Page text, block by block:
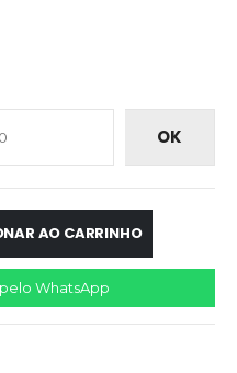
OK
AO CARRINHO
WhatsApp